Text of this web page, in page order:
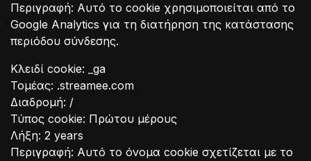
Περιγραφή: Αυτό το cookie χρησιμοποιείται από το
Google Analytics για τη διατήρηση της κατάστασης
περιόδου σύνδεσης.
Κλειδί cookie: _ga
Τομέας: .streamee.com
Διαδρομή: /
Τύπος cookie: Πρώτου μέρους
Λήξη: 2 years
Περιγραφή: Αυτό το όνομα cookie σχετίζεται με το